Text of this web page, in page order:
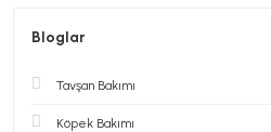
Bloglar
Tavşan Bakımı
Köpek Bakımı